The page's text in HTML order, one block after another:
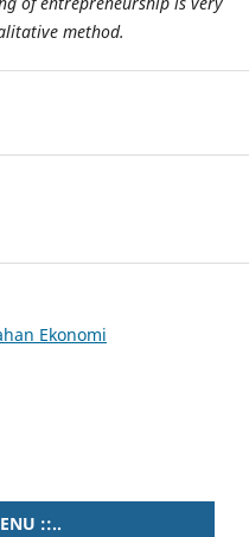
method.
Ekonomi
::..